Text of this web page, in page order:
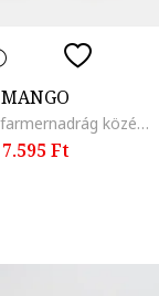
MANGO
Balloon fit farmernadrág középmagas derékrésszel, Sötétbarna
7.595 Ft